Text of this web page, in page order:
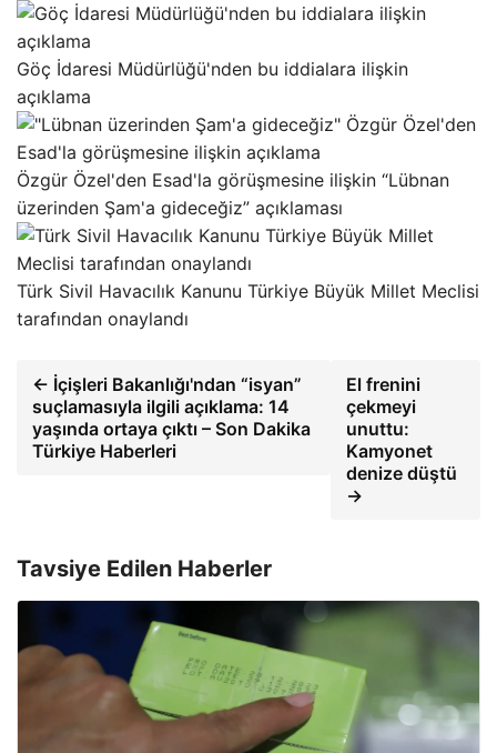
Göç İdaresi Müdürlüğü'nden bu iddialara ilişkin
açıklama
Özgür Özel'den Esad'la görüşmesine ilişkin “Lübnan
üzerinden Şam'a gideceğiz” açıklaması
Türk Sivil Havacılık Kanunu Türkiye Büyük Millet Meclisi
tarafından onaylandı
← İçişleri Bakanlığı'ndan “isyan”
suçlamasıyla ilgili açıklama: 14
yaşında ortaya çıktı – Son Dakika
Türkiye Haberleri
El frenini
çekmeyi
unuttu:
Kamyonet
denize düştü
→
Tavsiye Edilen Haberler